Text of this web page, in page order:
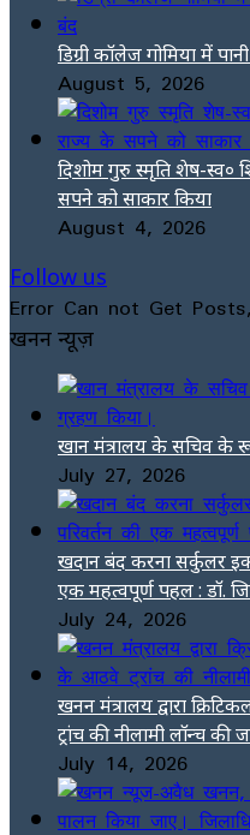
डिग्री कॉलेज गोमिया में
August 5, 2026
दिशोम गुरु स्मृति शेष-स्व०
सपने को साकार किया
August 4, 2026
Follow us
Error Can not Get
खनन न्यूज़
खान मंत्रालय के सचिव के
July 27, 2026
खदान बंद करना सर्कुलर
एक महत्वपूर्ण पहल : डॉ.
July 24, 2026
खनन मंत्रालय द्वारा
ट्रांच की नीलामी लॉन्च की
July 14, 2026